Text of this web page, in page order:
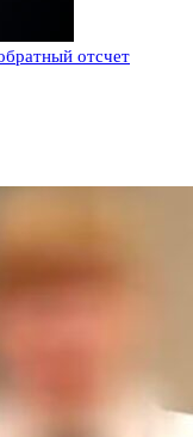
отсчет